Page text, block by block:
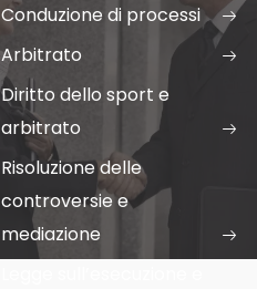
Conduzione di processi
Arbitrato
Diritto dello sport e
arbitrato
Risoluzione delle
controversie e
mediazione